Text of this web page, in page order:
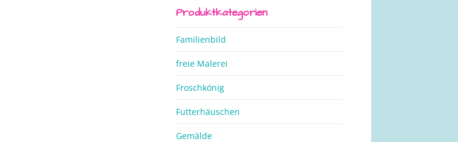
Produktkategorien
Familienbild
freie Malerei
Froschkönig
Futterhäuschen
Gemälde